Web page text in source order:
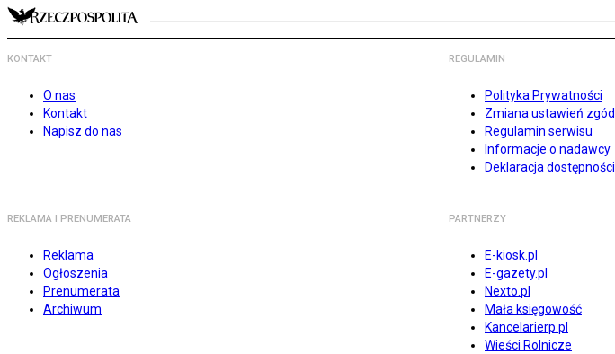
KONTAKT
O nas
Kontakt
Napisz do nas
REGULAMIN
Polityka Prywatności
Zmiana ustawień zgód
Regulamin serwisu
Informacje o nadawcy
Deklaracja dostępności
REKLAMA I PRENUMERATA
Reklama
Ogłoszenia
Prenumerata
Archiwum
PARTNERZY
E-kiosk.pl
E-gazety.pl
Nexto.pl
Mała księgowość
Kancelarierp.pl
Wieści Rolnicze